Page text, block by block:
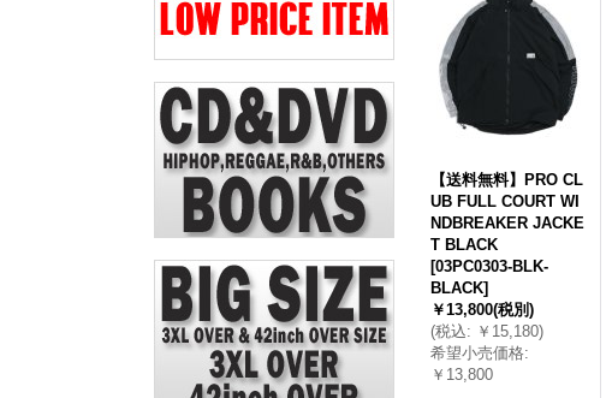
【送料無料】PRO CL
UB FULL COURT WI
NDBREAKER JACKE
T BLACK
[03PC0303-BLK-
BLACK]
￥13,800(税別)
(税込: ￥15,180)
希望小売価格:
￥13,800